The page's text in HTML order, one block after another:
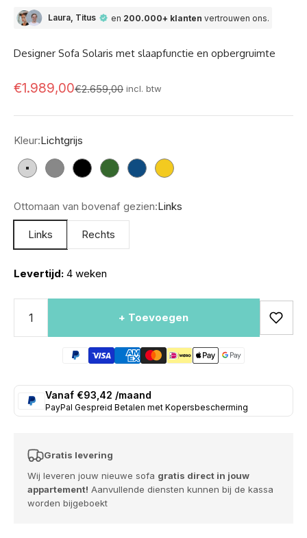
Laura, Titus en 200.000+ klanten vertrouwen ons.
Designer Sofa Solaris met slaapfunctie en opbergruimte
Aanbod
€1.989,00Normale prijs
€2.659,00 incl. btw
Kleur:Lichtgrijs
LichtgrijsGrijs ZwartGroenBlauwMosterd
Ottomaan van bovenaf gezien:Links
Links Rechts
Levertijd: 4 weken
+ Toevoegen
Vanaf €93,42 /maand
PayPal Gespreid Betalen met Kopersbescherming
Gratis levering
Wij leveren jouw nieuwe sofa gratis direct in jouw
appartement! Aanvullende diensten kunnen bij de kassa
worden bijgeboekt